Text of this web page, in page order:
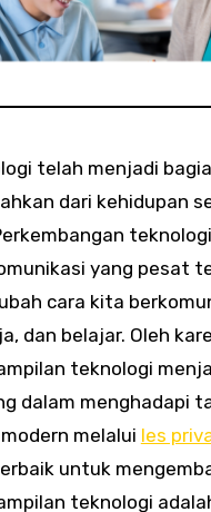
dari kehidupan
yang pesat
cara kita
dan belajar. Oleh
teknologi
dalam menghadapi
melalui les
untuk
teknologi